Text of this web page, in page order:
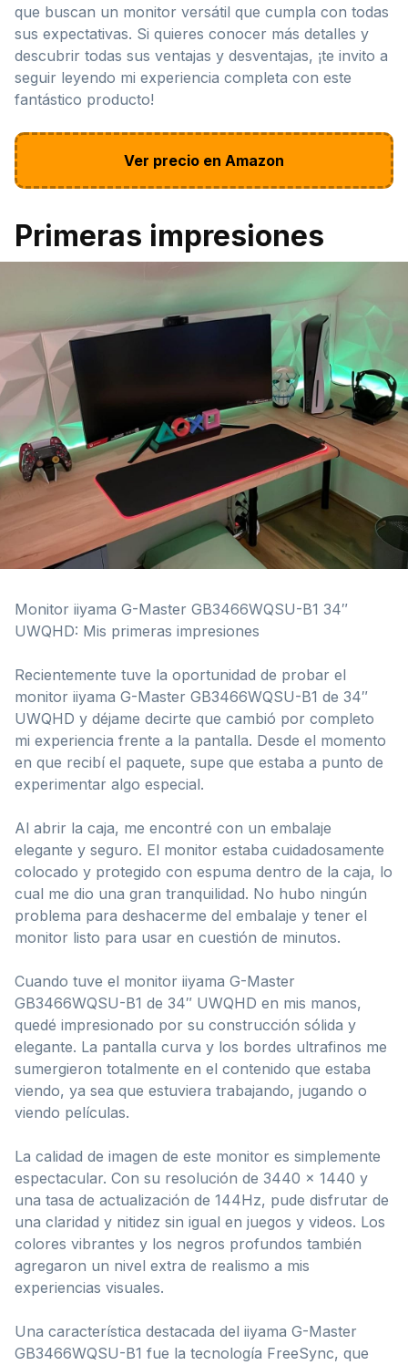
que buscan un monitor versátil que cumpla con todas
sus expectativas. Si quieres conocer más detalles y
descubrir todas sus ventajas y desventajas, ¡te invito a
seguir leyendo mi experiencia completa con este
fantástico producto!
Ver precio en Amazon
Primeras impresiones
Monitor iiyama G-Master GB3466WQSU-B1 34″
UWQHD: Mis primeras impresiones
Recientemente tuve la oportunidad de probar el
monitor iiyama G-Master GB3466WQSU-B1 de 34″
UWQHD y déjame decirte que cambió por completo
mi experiencia frente a la pantalla. Desde el momento
en que recibí el paquete, supe que estaba a punto de
experimentar algo especial.
Al abrir la caja, me encontré con un embalaje
elegante y seguro. El monitor estaba cuidadosamente
colocado y protegido con espuma dentro de la caja, lo
cual me dio una gran tranquilidad. No hubo ningún
problema para deshacerme del embalaje y tener el
monitor listo para usar en cuestión de minutos.
Cuando tuve el monitor iiyama G-Master
GB3466WQSU-B1 de 34″ UWQHD en mis manos,
quedé impresionado por su construcción sólida y
elegante. La pantalla curva y los bordes ultrafinos me
sumergieron totalmente en el contenido que estaba
viendo, ya sea que estuviera trabajando, jugando o
viendo películas.
La calidad de imagen de este monitor es simplemente
espectacular. Con su resolución de 3440 x 1440 y
una tasa de actualización de 144Hz, pude disfrutar de
una claridad y nitidez sin igual en juegos y videos. Los
colores vibrantes y los negros profundos también
agregaron un nivel extra de realismo a mis
experiencias visuales.
Una característica destacada del iiyama G-Master
GB3466WQSU-B1 fue la tecnología FreeSync, que